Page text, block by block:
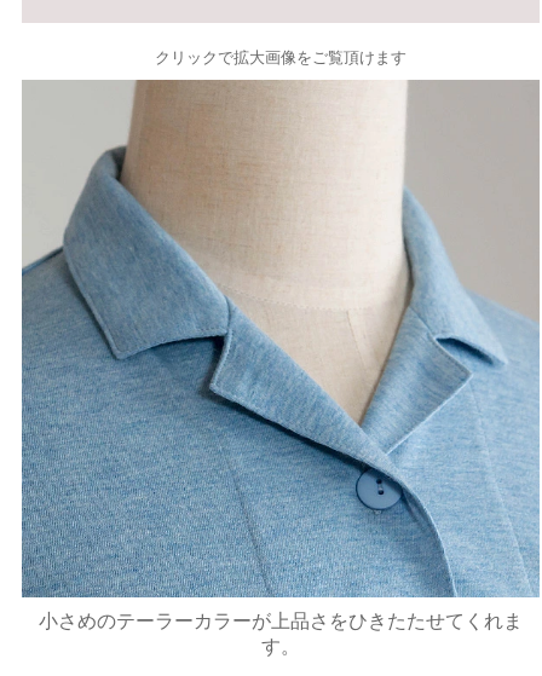
クリックで拡大画像をご覧頂けます
小さめのテーラーカラーが上品さをひきたたせてくれま
す。